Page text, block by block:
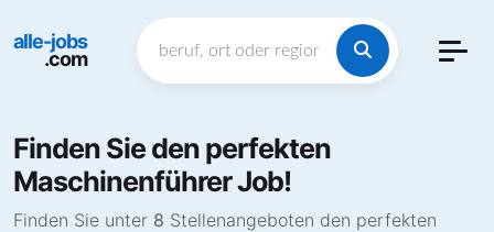
alle-jobs
.com
Finden Sie den perfekten
Maschinenführer Job!
Finden Sie unter 8 Stellenangeboten den perfekten